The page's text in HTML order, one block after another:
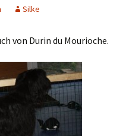
Silke
von Durin du Mourioche.